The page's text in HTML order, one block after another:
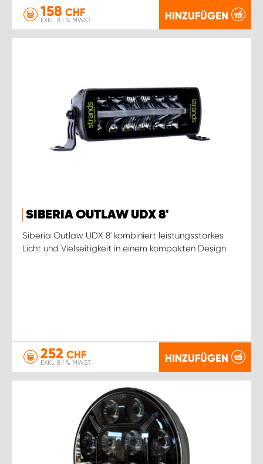
158 CHF
EXKL. 8.1 % MWST. HINZUFÜGEN
SIBERIA OUTLAW UDX 8'
Siberia Outlaw UDX 8' kombiniert leistungsstarkes
Licht und Vielseitigkeit in einem kompakten Design
252 CHF
EXKL. 8.1 % MWST. HINZUFÜGEN